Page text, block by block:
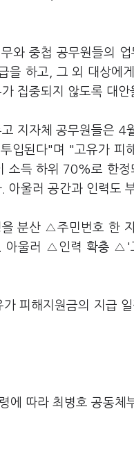
와 중첩 공무원들의
을 하고, 그 외 대상에
집중되지 않도록 대안
지자체 공무원들은
입된다"며 "고유가 피
소득 하위 70%로 한
울러 공간과 인력도
분산 △주민번호 한
아울러 △인력 확충 △'
피해지원금의 지급
에 따라 최병호 공동체